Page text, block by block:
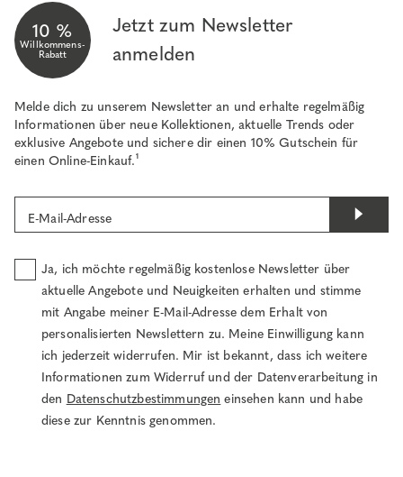
10 %
Willkommens-
Rabatt
Jetzt zum Newsletter
anmelden
Melde dich zu unserem Newsletter an und erhalte regelmäßig
Informationen über neue Kollektionen, aktuelle Trends oder
exklusive Angebote und sichere dir einen 10% Gutschein für
einen Online-Einkauf.¹
E-Mail-Adresse
Ja, ich möchte regelmäßig kostenlose Newsletter über
aktuelle Angebote und Neuigkeiten erhalten und stimme
mit Angabe meiner E-Mail-Adresse dem Erhalt von
personalisierten Newslettern zu. Meine Einwilligung kann
ich jederzeit widerrufen. Mir ist bekannt, dass ich weitere
Informationen zum Widerruf und der Datenverarbeitung in
den Datenschutzbestimmungen einsehen kann und habe
diese zur Kenntnis genommen.